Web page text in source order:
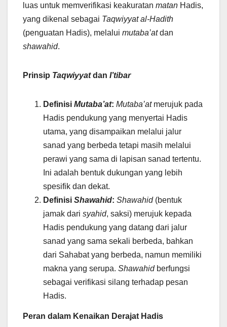
luas untuk memverifikasi keakuratan matan Hadis,
yang dikenal sebagai Taqwiyyat al-Hadith
(penguatan Hadis), melalui mutaba’atdan
shawahid.
Prinsip Taqwiyyatdan I’tibar
Definisi Mutaba’at: Mutaba’atmerujuk pada
Hadis pendukung yang menyertai Hadis
utama, yang disampaikan melalui jalur
sanad yang berbeda tetapi masih melalui
perawi yang sama di lapisan sanad tertentu.
Ini adalah bentuk dukungan yang lebih
spesifik dan dekat.
Definisi Shawahid: Shawahid(bentuk
jamak dari syahid, saksi) merujuk kepada
Hadis pendukung yang datang dari jalur
sanad yang sama sekali berbeda, bahkan
dari Sahabat yang berbeda, namun memiliki
makna yang serupa. Shawahidberfungsi
sebagai verifikasi silang terhadap pesan
Hadis.
Peran dalam Kenaikan Derajat Hadis